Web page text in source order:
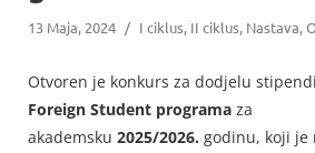
13 Maja, 2024 / I ciklus, II ciklus, Nastava,
Otvoren je konkurs za dodjelu
Foreign Student programa za
akademsku 2025/2026. godinu, koji je